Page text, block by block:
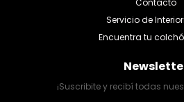
Contacto
Servicio de
Encuentra tu
¡Suscribite y recibí todas